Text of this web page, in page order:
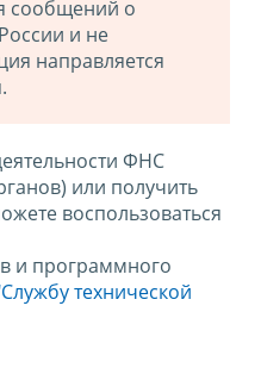
сообщений о
и не
направляется
ФНС
или получить
воспользоваться
и программного
технической